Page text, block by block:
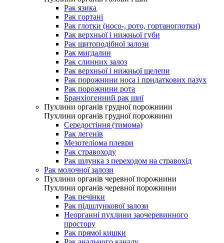
Рак язика
Рак гортані
Рак глотки (носо-, рото, гортаноглотки)
Рак верхньої і нижньої губи
Рак щитоподібної залози
Рак мигдалин
Рак слинних залоз
Рак верхньої і нижньої щелепи
Рак порожнини носа і придаткових пазух
Рак порожнини рота
Бранхіогенний рак шиї
Пухлини органів грудної порожнини
Пухлини органів грудної порожнини
Середостіння (тимома)
Рак легенів
Мезотеліома плеври
Рак стравоходу
Рак шлунка з переходом на стравохід
Рак молочної залози
Пухлини органів черевної порожнини
Пухлини органів черевної порожнини
Рак печінки
Рак підшлункової залози
Неорганні пухлини заочеревинного
простору
Рак прямої кишки